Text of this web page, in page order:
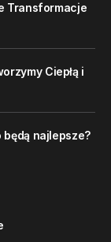
Transformacje
Ciepłą i
najlepsze?